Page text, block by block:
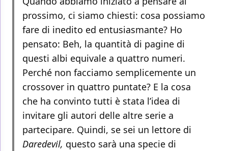
prossimo, ci siamo chiesti: cosa possiamo
fare di inedito ed entusiasmante? Ho
pensato: Beh, la quantità di pagine di
questi albi equivale a quattro numeri.
Perché non facciamo semplicemente un
crossover in quattro puntate? E la cosa
che ha convinto tutti è stata l’idea di
invitare gli autori delle altre serie a
partecipare. Quindi, se sei un lettore di
Daredevil, questo sarà una specie di